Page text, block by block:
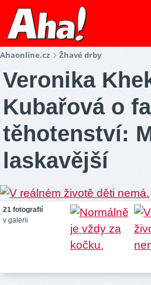
Ahaonline.cz Žhavé drby
Veronika
Kubařová o
těhotenství:
laskavější
21 fotografií
v galerii